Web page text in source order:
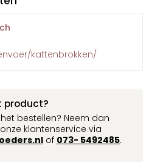
kattenbrokken/
product?
bestellen? Neem dan
klantenservice via
of 073- 5492485.